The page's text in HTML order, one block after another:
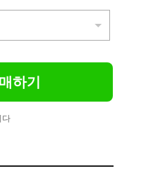
하기
다